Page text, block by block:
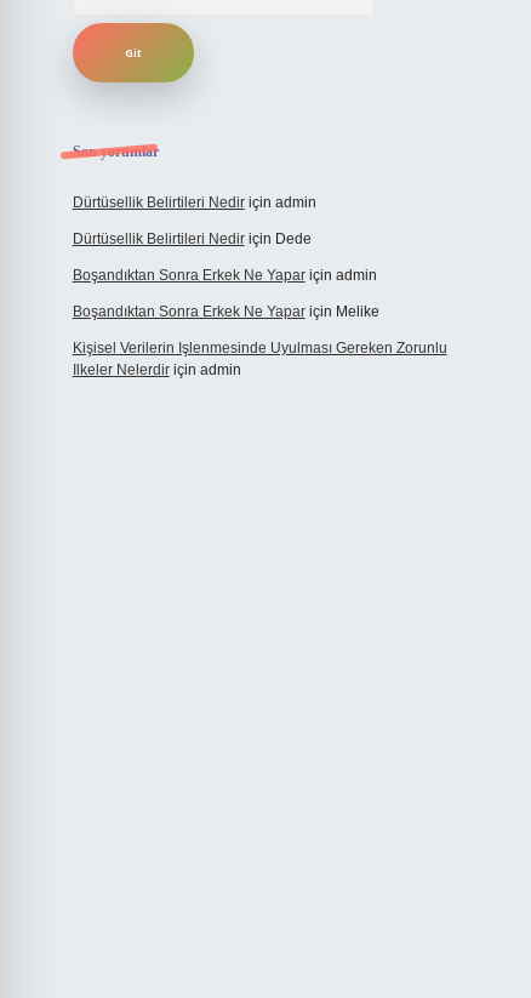
Son yorumlar
Dürtüsellik Belirtileri Nediriçin admin
Dürtüsellik Belirtileri Nediriçin Dede
Boşandıktan Sonra Erkek Ne Yapariçin admin
Boşandıktan Sonra Erkek Ne Yapariçin Melike
Kişisel Verilerin Işlenmesinde Uyulması Gereken Zorunlu
Ilkeler Nelerdiriçin admin